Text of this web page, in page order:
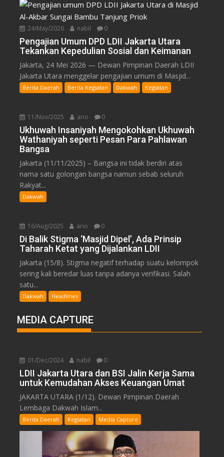
24/May/2026 nabil 0
Pengajian Umum DPD LDII Jakarta Utara
Tekankan Kepedulian Sosial dan Keimanan
Jakarta, 24 Mei 2026 — Dewan Pimpinan Daerah LDII
Jakarta Utara menggelar pengajian umum di Masjid...
Berita Daerah Berita Kegiatan Dakwah Kegiatan
11/Nov/2025 ario 0
Ukhuwah Insaniyah Mengokohkan Ukhuwah
Wathaniyah seperti Pesan Para Pahlawan
Bangsa
Jakarta (11/11/2025) – Bangsa ini tidak berdiri atas
nama satu golongan bangsa namun sebab seluruh
Rakyat...
Dakwah
16/Aug/2025 ario 0
Di Balik Stigma ‘Masjid Dipel’, Ada Prinsip
Taharah Ketat yang Dijalankan LDII
Jakarta (15/8). Stigma negatif terhadap suatu kelompok
sering kali beredar luas tanpa adanya verifikasi. Salah
satu...
Dakwah Headlines
MEDIA CAPTURE
01/Dec/2024 nabil 0
LDII Jakarta Utara dan BSI Jalin Kerja Sama
untuk Kemudahan Akses Keuangan Umat
JAKARTA UTARA (1/12). Dewan Pimpinan Daerah
Lembaga Dakwah Islam...
Berita Daerah Kegiatan Media Capture